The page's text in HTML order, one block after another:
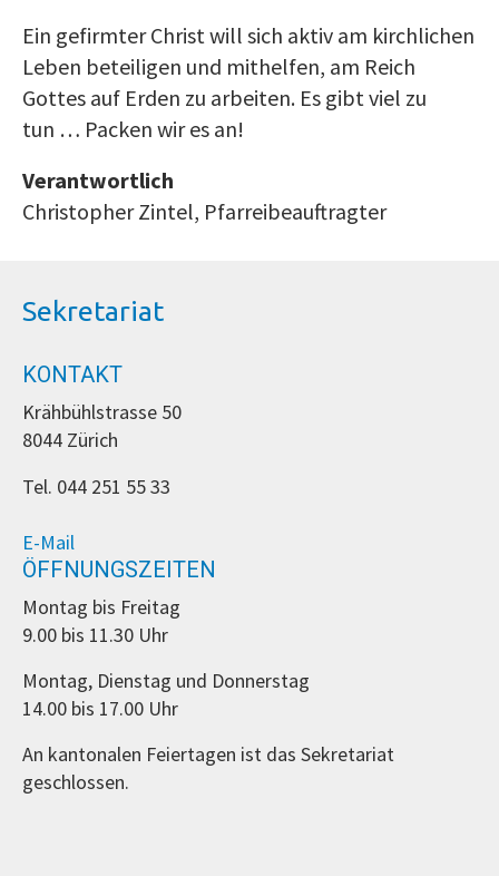
Ein gefirmter Christ will sich aktiv am kirchlichen
Leben beteiligen und mithelfen, am Reich
Gottes auf Erden zu arbeiten. Es gibt viel zu
tun … Packen wir es an!
Verantwortlich
Christopher Zintel, Pfarreibeauftragter
Sekretariat
KONTAKT
Krähbühlstrasse 50
8044 Zürich
Tel. 044 251 55 33
E-Mail
ÖFFNUNGSZEITEN
Montag bis Freitag
9.00 bis 11.30 Uhr
Montag, Dienstag und Donnerstag
14.00 bis 17.00 Uhr
An kantonalen Feiertagen ist das Sekretariat
geschlossen.